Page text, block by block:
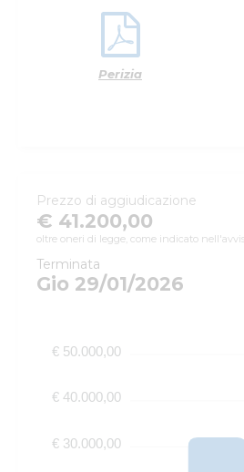
Perizia
Prezzo di aggiudicazione
€ 41.200,00
oltre oneri di legge, come indicato
Terminata
Gio 29/01/2026
€ 50.000,00
€ 40.000,00
€ 30.000,00